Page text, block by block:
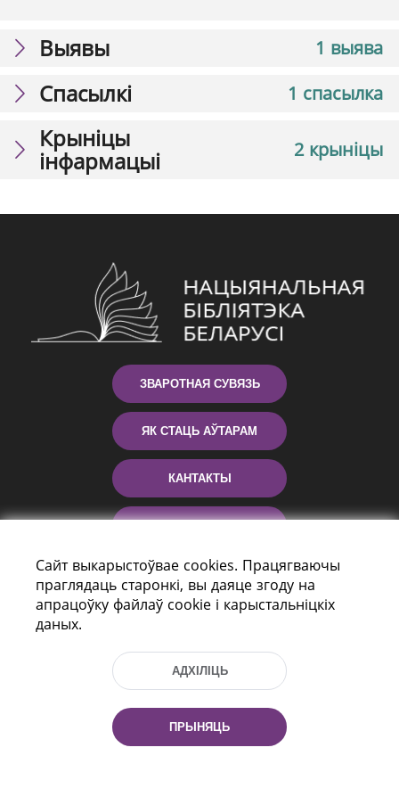
1 выява
Выявы
1 спасылка
Спасылкі
2 крыніцы
Крыніцы
інфармацыі
ЗВАРОТНАЯ СУВЯЗЬ
ЯК СТАЦЬ АЎТАРАМ
КАНТАКТЫ
праспект Незалежнасці 116
г. Мiнск, Рэспубліка Беларусь, 220114
Тэл.: (+375 17) 368 37 37, Факс: (+375 17)
Сайт выкарыстоўвае cookies. Працягваючы
праглядаць старонкі, вы даяце згоду на
апрацоўку файлаў cookie і карыстальніцкіх
даных.
АДХІЛІЦЬ
ПРЫНЯЦЬ